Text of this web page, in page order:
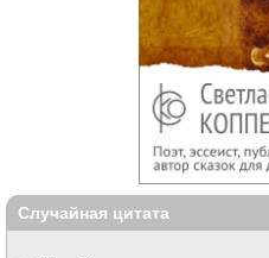
Случайная цитата